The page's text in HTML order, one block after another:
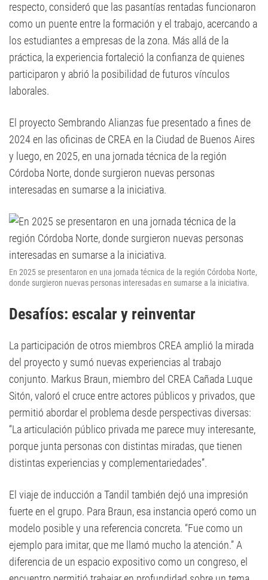
respecto, consideró que las pasantías rentadas funcionaron
como un puente entre la formación y el trabajo, acercando a
los estudiantes a empresas de la zona. Más allá de la
práctica, la experiencia fortaleció la confianza de quienes
participaron y abrió la posibilidad de futuros vínculos
laborales.
El proyecto Sembrando Alianzas fue presentado a fines de
2024 en las oficinas de CREA en la Ciudad de Buenos Aires
y luego, en 2025, en una jornada técnica de la región
Córdoba Norte, donde surgieron nuevas personas
interesadas en sumarse a la iniciativa.
En 2025 se presentaron en una jornada técnica de la región Córdoba Norte,
donde surgieron nuevas personas interesadas en sumarse a la iniciativa.
Desafíos: escalar y reinventar
La participación de otros miembros CREA amplió la mirada
del proyecto y sumó nuevas experiencias al trabajo
conjunto. Markus Braun, miembro del CREA Cañada Luque
Sitón, valoró el cruce entre actores públicos y privados, que
permitió abordar el problema desde perspectivas diversas:
“La articulación público privada me parece muy interesante,
porque junta personas con distintas miradas, que tienen
distintas experiencias y complementariedades”.
El viaje de inducción a Tandil también dejó una impresión
fuerte en el grupo. Para Braun, esa instancia operó como un
modelo posible y una referencia concreta. “Fue como un
ejemplo para imitar, que me llamó mucho la atención.” A
diferencia de un espacio expositivo como un congreso, el